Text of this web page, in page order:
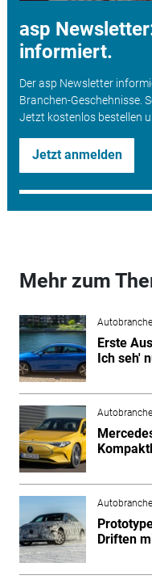
asp
informiert.
Der asp Newsletter
Branchen-Geschehnisse.
Jetzt kostenlos bestellen
Jetzt anmelden
Mehr zum
Autobranche
Erste
Ich seh'
Autobranche
Autobranche
Driften